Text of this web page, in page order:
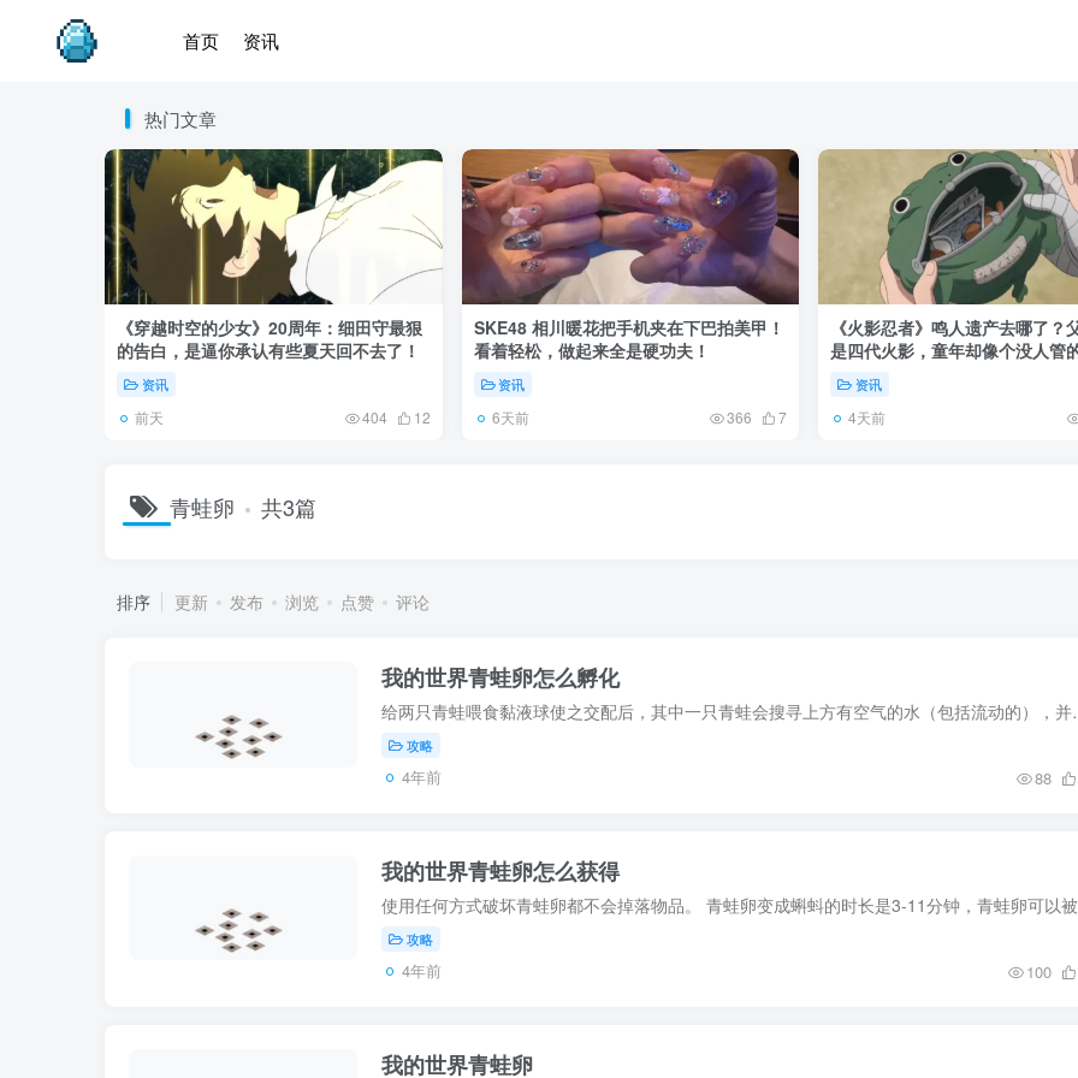
首页 资讯
热门文章
《穿越时空的少女》20周年：细田守最狠
的告白，是逼你承认有些夏天回不去了！
资讯
前天 404 12
SKE48 相川暖花把手机夹在下巴拍美甲！
看着轻松，做起来全是硬功夫！
资讯
6天前 366 7
《火影忍者》鸣人遗产去哪了？
是四代火影，童年却像个没人管
资讯
4天前
青蛙卵 共3篇
排序 更新 发布 浏览 点赞 评论
我的世界青蛙卵怎么孵化
给两只青蛙喂食黏液球使之交配后，其中
攻略
4年前 88
我的世界青蛙卵怎么获得
攻略
4年前 100
我的世界青蛙卵